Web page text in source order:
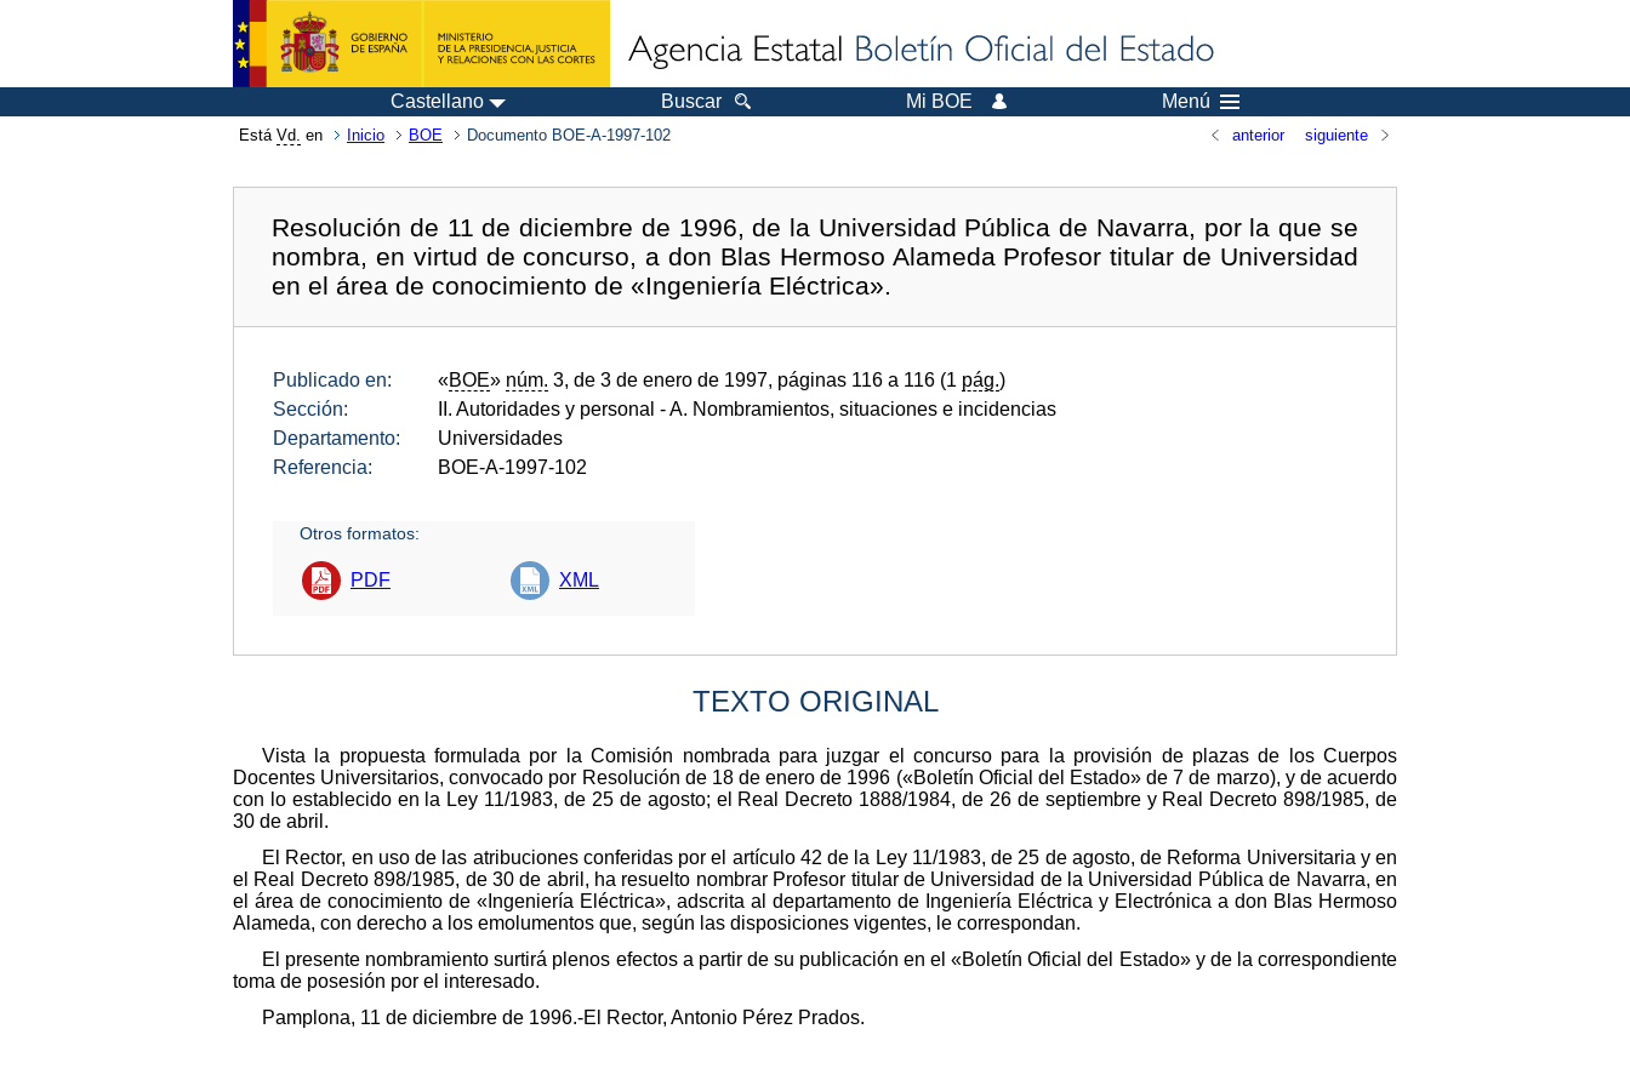
Castellano Buscar Mi BOE Menú
Está Vd. en Inicio BOE Documento BOE-A-1997-102 anterior siguiente
Resolución de 11 de diciembre de 1996, de la Universidad Pública de Navarra, por la que se
nombra, en virtud de concurso, a don Blas Hermoso Alameda Profesor titular de Universidad
en el área de conocimiento de «Ingeniería Eléctrica».
Publicado en: «BOE» núm. 3, de 3 de enero de 1997, páginas 116 a 116 (1 pág.)
Sección:
II. Autoridades y personal - A. Nombramientos, situaciones e incidencias
Departamento:
Universidades
Referencia:
BOE-A-1997-102
Otros formatos:
PDF XML
TEXTO ORIGINAL
Vista la propuesta formulada por la Comisión nombrada para juzgar el concurso para la provisión de plazas de los Cuerpos
Docentes Universitarios, convocado por Resolución de 18 de enero de 1996 («Boletín Oficial del Estado» de 7 de marzo), y de acuerdo
con lo establecido en la Ley 11/1983, de 25 de agosto; el Real Decreto 1888/1984, de 26 de septiembre y Real Decreto 898/1985, de
30 de abril.
El Rector, en uso de las atribuciones conferidas por el artículo 42 de la Ley 11/1983, de 25 de agosto, de Reforma Universitaria y en
el Real Decreto 898/1985, de 30 de abril, ha resuelto nombrar Profesor titular de Universidad de la Universidad Pública de Navarra, en
el área de conocimiento de «Ingeniería Eléctrica», adscrita al departamento de Ingeniería Eléctrica y Electrónica a don Blas Hermoso
Alameda, con derecho a los emolumentos que, según las disposiciones vigentes, le correspondan.
El presente nombramiento surtirá plenos efectos a partir de su publicación en el «Boletín Oficial del Estado» y de la correspondiente
toma de posesión por el interesado.
Pamplona, 11 de diciembre de 1996.-El Rector, Antonio Pérez Prados.